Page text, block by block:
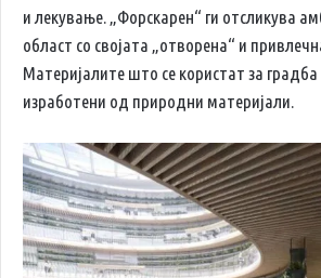
и лекување. „Форскарен“ ги отсликува
област со својата „отворена“ и
Материјалите што се користат за градба
изработени од природни материјали.